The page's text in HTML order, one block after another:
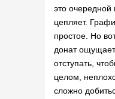
это очередной
цепляет.
простое. Но
донат
отступать,
целом,
сложно